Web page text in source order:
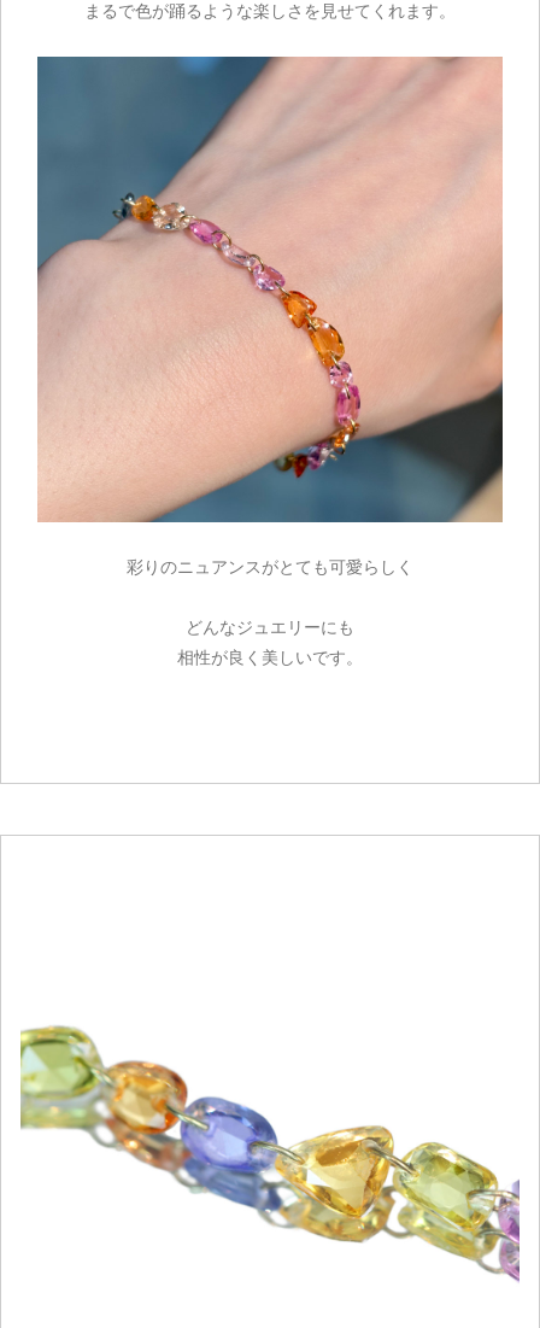
まるで色が踊るような楽しさを見せてくれます。
彩りのニュアンスがとても可愛らしく
どんなジュエリーにも
相性が良く美しいです。